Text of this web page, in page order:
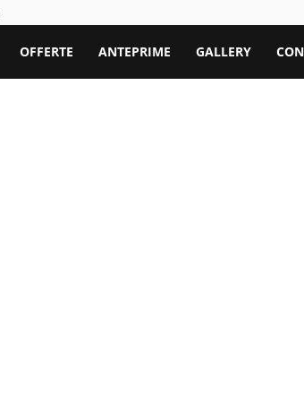
OFFERTE ANTEPRIME GALLERY